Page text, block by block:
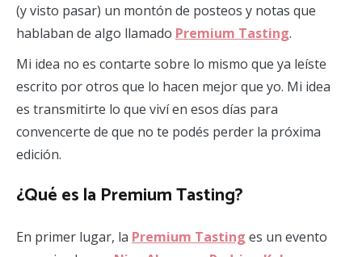
(y visto pasar) un montón de posteos y notas que
hablaban de algo llamado Premium Tasting.
Mi idea no es contarte sobre lo mismo que ya leíste
escrito por otros que lo hacen mejor que yo. Mi idea
es transmitirte lo que viví en esos días para
convencerte de que no te podés perder la próxima
edición.
¿Qué es la Premium Tasting?
En primer lugar, la Premium Tasting es un evento